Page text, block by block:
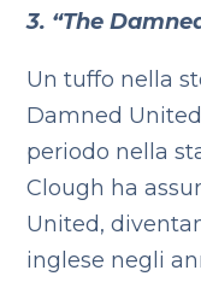
3. “The
Un tuffo nella
Damned
periodo nella
Clough ha
United,
inglese negli